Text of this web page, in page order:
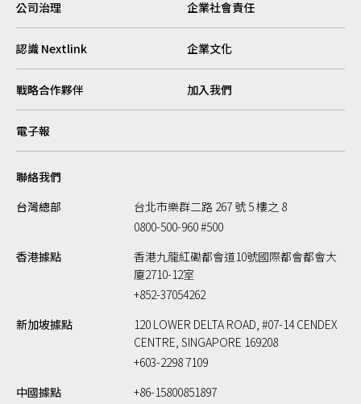
公司治理 企業社會責任
認識 Nextlink 企業文化
戰略合作夥伴 加入我們
電子報
聯絡我們
台灣總部
台北市樂群二路 267 號 5 樓之 8
0800-500-960 #500
香港據點
香港九龍紅磡都會道10號國際都會都會大
廈2710-12室
+852-37054262
新加坡據點
120 LOWER DELTA ROAD, #07-14 CENDEX
CENTRE, SINGAPORE 169208
+603-2298 7109
中國據點
+86-15800851897